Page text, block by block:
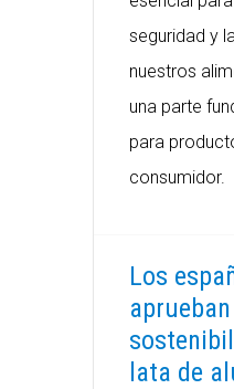
seguridad y
nuestros
una parte
para
consumidor.
Los
lata de